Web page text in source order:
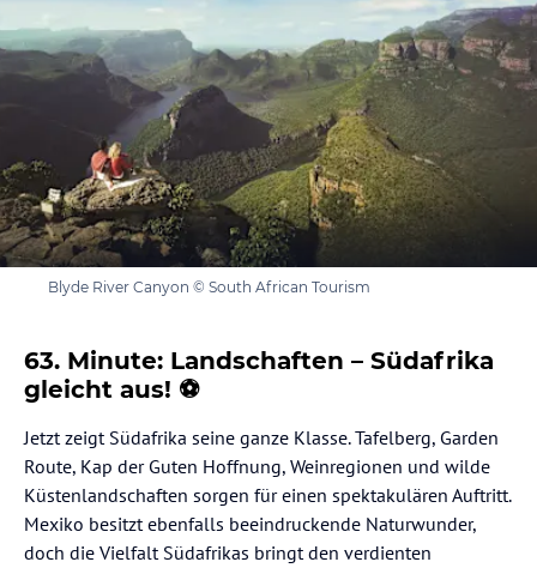
Blyde River Canyon © South African Tourism
63. Minute: Landschaften – Südafrika
gleicht aus! ⚽
Jetzt zeigt Südafrika seine ganze Klasse. Tafelberg, Garden
Route, Kap der Guten Hoffnung, Weinregionen und wilde
Küstenlandschaften sorgen für einen spektakulären Auftritt.
Mexiko besitzt ebenfalls beeindruckende Naturwunder,
doch die Vielfalt Südafrikas bringt den verdienten